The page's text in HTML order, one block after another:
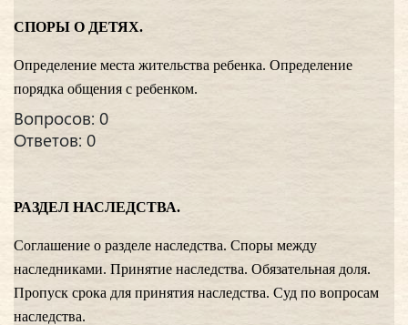
СПОРЫ О ДЕТЯХ.
Определение места жительства ребенка. Определение
порядка общения с ребенком.
Вопросов: 0
Ответов: 0
РАЗДЕЛ НАСЛЕДСТВА.
Соглашение о разделе наследства. Споры между
наследниками. Принятие наследства. Обязательная доля.
Пропуск срока для принятия наследства. Суд по вопросам
наследства.